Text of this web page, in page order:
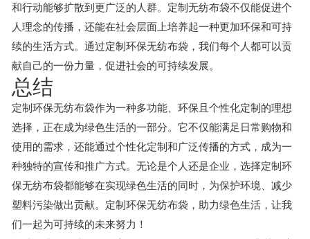
和行动能够扩散到更广泛的人群。定制无纺布袋不仅能促进个
人理念的传播，还能在社会层面上培养起一种更加环保和可持
续的生活方式。通过定制环保无纺布袋，我们每个人都可以贡
献自己的一份力量，促进社会的可持续发展。
总结
定制环保无纺布袋作为一种多功能、环保且个性化定制的理想
选择，正在成为绿色生活的一部分。它不仅能满足日常购物和
使用的需求，还能通过个性化定制和广泛传播的方式，成为一
种独特的宣传和推广方式。无论是个人还是企业，选择定制环
保无纺布袋都能够在实现绿色生活的同时，为保护环境、减少
塑料污染做出贡献。定制环保无纺布袋，助力绿色生活，让我
们一起为可持续的未来努力！